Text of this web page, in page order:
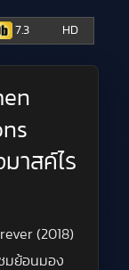
7.3 HD
าสค์ไร
(2018)
มย้อนมอง